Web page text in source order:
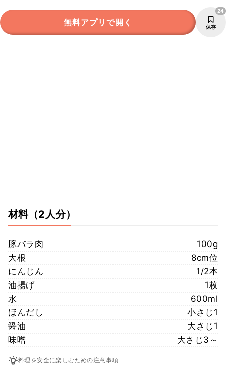
無料アプリで開く 保存
24
材料（2人分）
豚バラ肉
100g
大根
8cm位
にんじん
1/2本
油揚げ
1枚
水
600ml
ほんだし
小さじ1
醤油
大さじ1
味噌
大さじ3～
料理を安全に楽しむための注意事項